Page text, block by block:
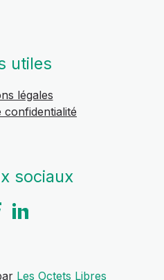
utiles
légales
confidentialité
sociaux
Les Octets Libres